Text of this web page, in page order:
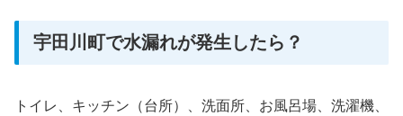
宇田川町で水漏れが発生したら？
トイレ、キッチン（台所）、洗面所、お風呂場、洗濯機、